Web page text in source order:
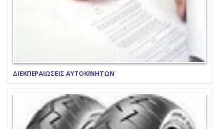
ΔΙΕΚΠΕΡΑΙΩΣΕΙΣ ΑΥΤΟΚΙΝΗΤΩΝ